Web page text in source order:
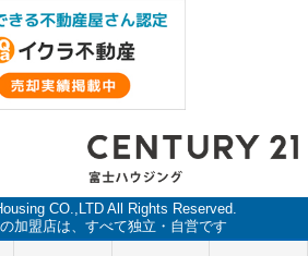
CO.,LTD All Rights Reserved.
加盟店は、すべて独立・自営です